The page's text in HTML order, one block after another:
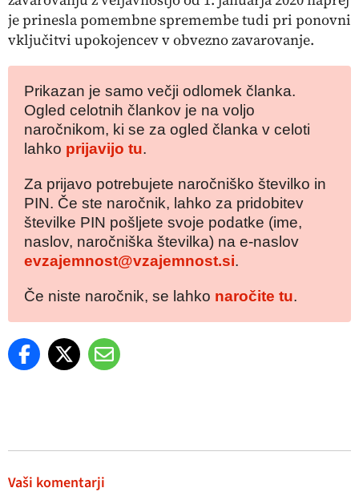
je prinesla pomembne spremembe tudi pri ponovni
vključitvi upokojencev v obvezno zavarovanje.
Prikazan je samo večji odlomek članka.
Ogled celotnih člankov je na voljo
naročnikom, ki se za ogled članka v celoti
lahko prijavijo tu.
Za prijavo potrebujete naročniško številko in
PIN. Če ste naročnik, lahko za pridobitev
številke PIN pošljete svoje podatke (ime,
naslov, naročniška številka) na e-naslov
evzajemnost@vzajemnost.si.
Če niste naročnik, se lahko naročite tu.
Vaši komentarji